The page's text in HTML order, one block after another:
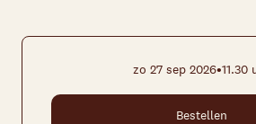
zo 27 sep 2026•11.30
Bestellen